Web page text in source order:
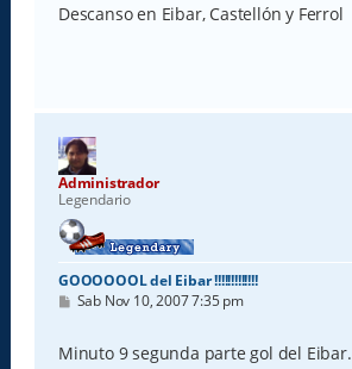
e
Descanso en Eibar, Castellón y Ferrol
Administrador
Legendario
GOOOOOOL del Eibar !!!!!!!!!!!!!
M
s
Sab Nov 10, 2007 7:35 pm
Minuto 9 segunda parte gol del Eibar.